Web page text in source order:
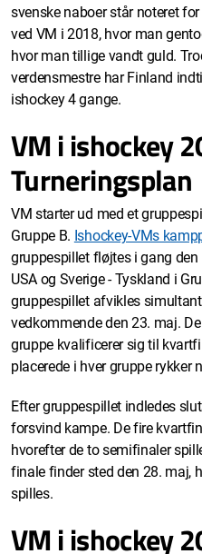
svenske naboer står noteret
ved VM i 2018, hvor man
hvor man tillige vandt guld.
verdensmestre har Finland
ishockey 4 gange.
VM i ishockey
Turneringsplan
VM starter ud med et
Gruppe B. Ishockey-VMs
gruppespillet fløjtes i gang
USA og Sverige - Tyskland i
gruppespillet afvikles
vedkommende den 23. maj.
gruppe kvalificerer sig til
placerede i hver gruppe rykker
Efter gruppespillet indledes
forsvind kampe. De fire
hvorefter de to semifinaler
finale finder sted den 28. maj,
spilles.
VM i ishockey